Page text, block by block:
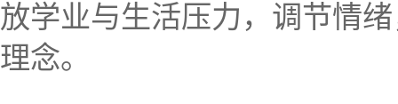
放学业与生活压力，调节情
理念。